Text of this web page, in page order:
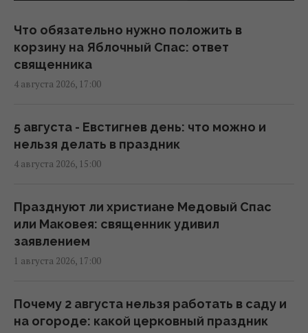
месяцы, – ученый
20:52 среда, 05 августа 2026
Эль-Ниньо может привести к голоду в 45
предупреждение
16:57 среда, 05 августа 2026
жары, - синоптик Диденко
14:48 среда, 05 августа 2026
Таинственные молнии вспыхивают под
10:38 среда, 05 августа 2026
Что обязательно нужно положить в
корзину на Яблочный Спас: ответ
священника
4 августа 2026, 17:00
5 августа - Евстигнев день: что можно и
нельзя делать в праздник
4 августа 2026, 15:00
Празднуют ли христиане Медовый Спас
или Маковея: священник удивил
заявлением
1 августа 2026, 17:00
Почему 2 августа нельзя работать в саду и
на огороде: какой церковный праздник